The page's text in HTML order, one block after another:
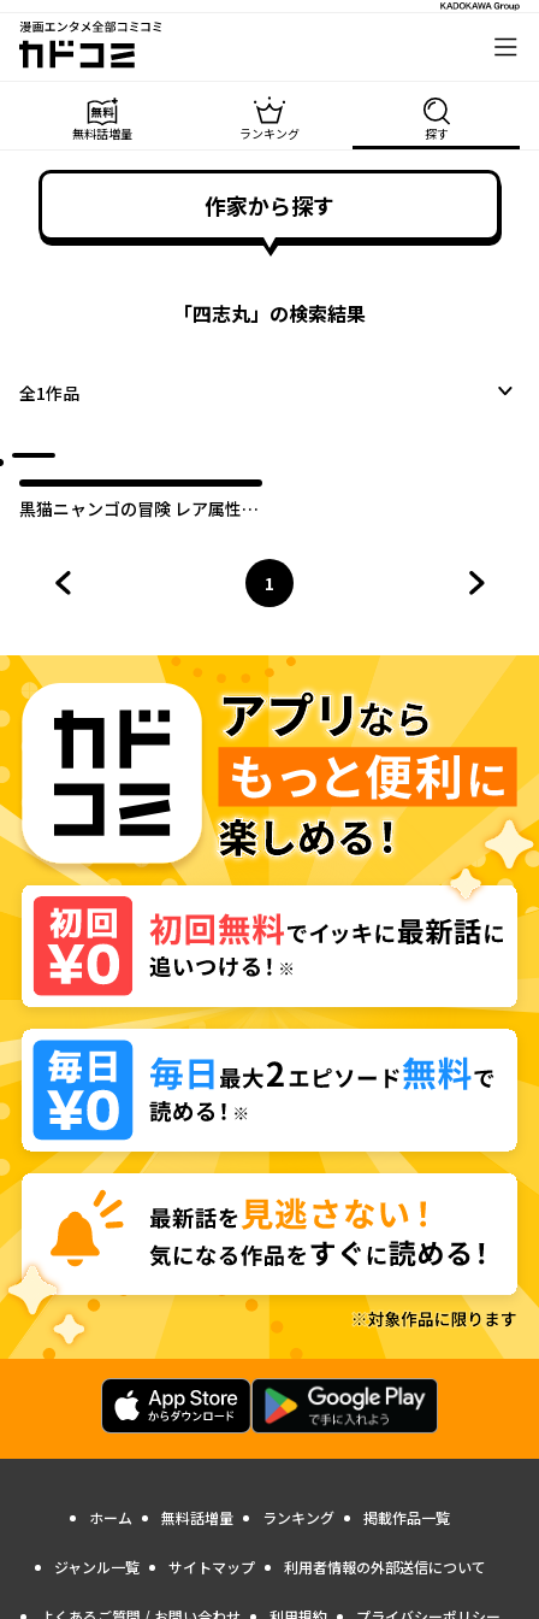
漫画エンタメ全部コミコミ
カドコミ
無料話増量 ランキング 探す
作家から探す
「四志丸」の検索結果
全1作品
黒猫ニャンゴの冒険 レア属性を
ページ
1
へ
ホーム 無料話増量 ランキング 掲載作品一覧
ジャンル一覧 サイトマップ 利用者情報の外部送信について